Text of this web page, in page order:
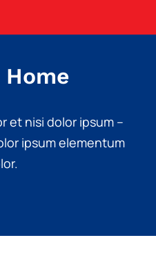
et nisi dolor ipsum –
ipsum elementum